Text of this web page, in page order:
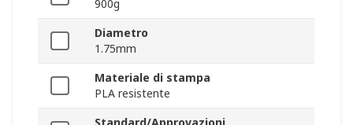
900g
Diametro
1.75mm
Materiale di stampa
PLA resistente